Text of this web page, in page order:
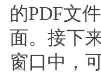
的PDF文
面。接下
窗口中，